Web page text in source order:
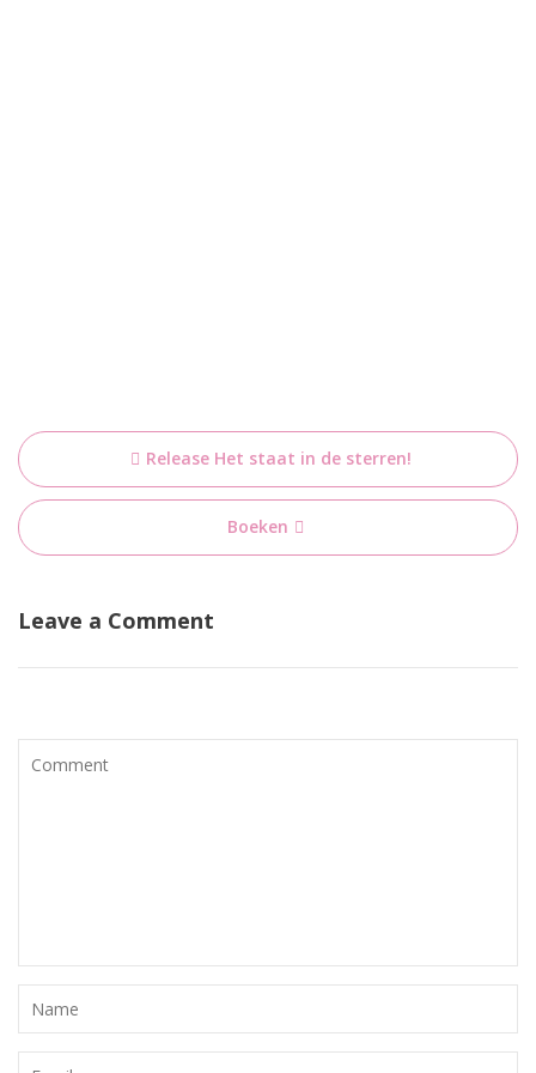
Bericht
navigatie
Release Het staat in de sterren!
Boeken
Leave a Comment